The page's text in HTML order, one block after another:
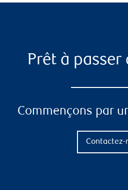
Prêt à passer
Commençons par
Contactez-